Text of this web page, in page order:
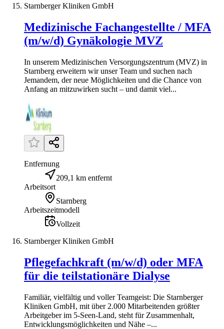
Starnberger Kliniken GmbH
Medizinische Fachangestellte / MFA
(m/w/d) Gynäkologie MVZ
In unserem Medizinischen Versorgungszentrum (MVZ) in
Starnberg erweitern wir unser Team und suchen nach
Jemandem, der neue Möglichkeiten und die Chance von
Anfang an mitzuwirken sucht – und damit viel...
Entfernung
209,1 km entfernt
Arbeitsort
Starnberg
Arbeitszeitmodell
Vollzeit
Starnberger Kliniken GmbH
Pflegefachkraft (m/w/d) oder MFA
für die teilstationäre Dialyse
Familiär, vielfältig und voller Teamgeist: Die Starnberger
Kliniken GmbH, mit über 2.000 Mitarbeitenden größter
Arbeitgeber im 5-Seen-Land, steht für Zusammenhalt,
Entwicklungsmöglichkeiten und Nähe –...